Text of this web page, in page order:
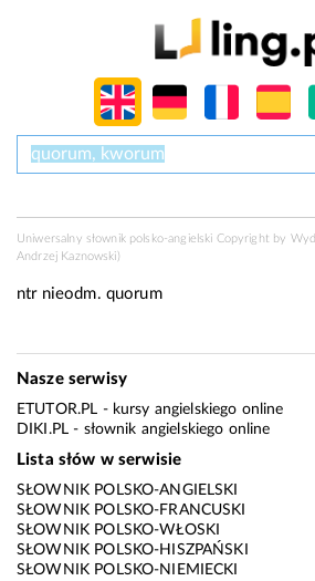
Uniwersalny słownik polsko-angielski Copyright by
Andrzej Kaznowski)
ntr nieodm. quorum
Nasze serwisy
ETUTOR.PL - kursy angielskiego online
DIKI.PL - słownik angielskiego online
Lista słów w serwisie
SŁOWNIK POLSKO-ANGIELSKI
SŁOWNIK POLSKO-FRANCUSKI
SŁOWNIK POLSKO-WŁOSKI
SŁOWNIK POLSKO-HISZPAŃSKI
SŁOWNIK POLSKO-NIEMIECKI